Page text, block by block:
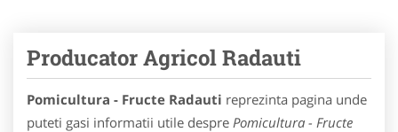
Producator Agricol Radauti
Pomicultura - Fructe Radauti reprezinta pagina unde
puteti gasi informatii utile despre Pomicultura - Fructe